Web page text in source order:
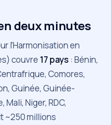
deux minutes
l'Harmonisation en
couvre 17 pays : Bénin,
Comores,
Guinée, Guinée-
Niger, RDC,
~250 millions